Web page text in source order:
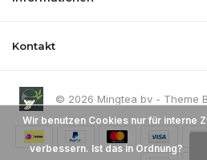
Kontakt
© 2026 Mingtea bv - Theme
Wir benutzen Cookies nur für interne
verbessern. Ist das in Ordnung?